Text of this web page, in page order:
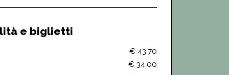
e biglietti
€ 43.70
€ 34.00